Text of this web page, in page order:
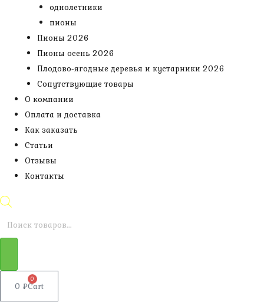
однолетники
пионы
Пионы 2026
Пионы осень 2026
Плодово-ягодные деревья и кустарники 2026
Сопутствующие товары
О компании
Оплата и доставка
Как заказать
Статьи
Отзывы
Контакты
Поиск
0 ₽
0
Cart